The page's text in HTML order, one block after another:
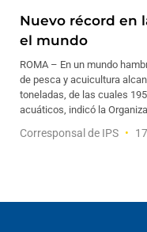
Nuevo récord en
el mundo
ROMA – En un mundo
de pesca y acuicultura
toneladas, de las cuales
acuáticos, indicó la
Corresponsal de IPS